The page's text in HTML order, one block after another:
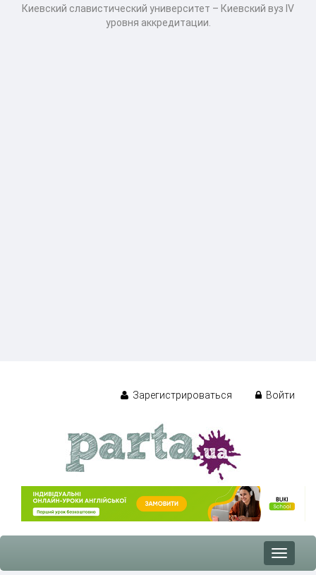
Киевский славистический университет – Киевский вуз IV
уровня аккредитации.
Зарегистрироваться Войти
Toggle